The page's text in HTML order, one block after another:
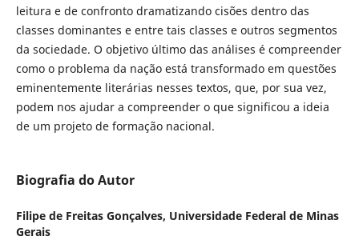
leitura e de confronto dramatizando cisões dentro das
classes dominantes e entre tais classes e outros segmentos
da sociedade. O objetivo último das análises é compreender
como o problema da nação está transformado em questões
eminentemente literárias nesses textos, que, por sua vez,
podem nos ajudar a compreender o que significou a ideia
de um projeto de formação nacional.
Biografia do Autor
Filipe de Freitas Gonçalves, Universidade Federal de Minas
Gerais